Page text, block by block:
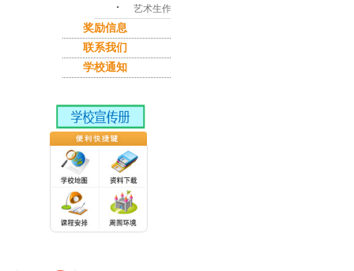
･ 艺术生作品集
奖励信息
联系我们
学校通知